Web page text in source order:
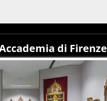
di Firenze